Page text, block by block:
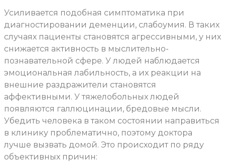
Усиливается подобная симптоматика при
диагностировании деменции, слабоумия. В таких
случаях пациенты становятся агрессивными, у них
снижается активность в мыслительно-
познавательной сфере. У людей наблюдается
эмоциональная лабильность, а их реакции на
внешние раздражители становятся
аффективными. У тяжелобольных людей
появляются галлюцинации, бредовые мысли.
Убедить человека в таком состоянии направиться
в клинику проблематично, поэтому доктора
лучше вызвать домой. Это происходит по ряду
объективных причин: